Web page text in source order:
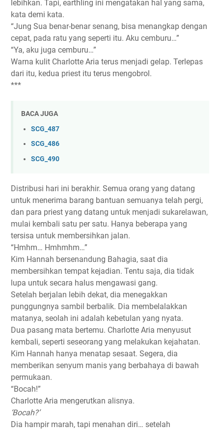
lebihkan. Tapi, earthling ini mengatakan hal yang sama,
kata demi kata.
“Jung Sua benar-benar senang, bisa menangkap dengan
cepat, pada ratu yang seperti itu. Aku cemburu…”
“Ya, aku juga cemburu…”
Warna kulit Charlotte Aria terus menjadi gelap. Terlepas
dari itu, kedua priest itu terus mengobrol.
***
BACA JUGA
SCG_487
SCG_486
SCG_490
Distribusi hari ini berakhir. Semua orang yang datang
untuk menerima barang bantuan semuanya telah pergi,
dan para priest yang datang untuk menjadi sukarelawan,
mulai kembali satu per satu. Hanya beberapa yang
tersisa untuk membersihkan jalan.
“Hmhm… Hmhmhm…”
Kim Hannah bersenandung Bahagia, saat dia
membersihkan tempat kejadian. Tentu saja, dia tidak
lupa untuk secara halus mengawasi gang.
Setelah berjalan lebih dekat, dia menegakkan
punggungnya sambil berbalik. Dia membelalakkan
matanya, seolah ini adalah kebetulan yang nyata.
Dua pasang mata bertemu. Charlotte Aria menyusut
kembali, seperti seseorang yang melakukan kejahatan.
Kim Hannah hanya menatap sesaat. Segera, dia
memberikan senyum manis yang berbahaya di bawah
permukaan.
“Bocah!”
Charlotte Aria mengerutkan alisnya.
‘Bocah?’
Dia hampir marah, tapi menahan diri… setelah